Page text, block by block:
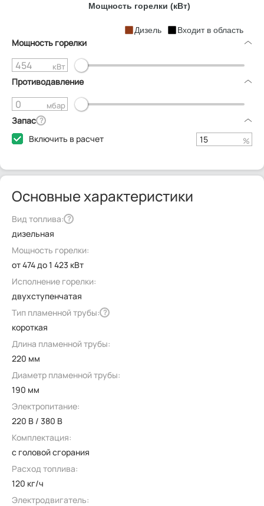
Мощность горелки (кВт)
Дизель Входит в область
Мощность горелки
кВт
Противодавление
мбар
Запас ?
Включить в расчет %
Основные характеристики
Вид топлива: ?
дизельная
Мощность горелки:
от 474 до 1 423 кВт
Исполнение горелки:
двухступенчатая
Тип пламенной трубы: ?
короткая
Длина пламенной трубы:
220 мм
Диаметр пламенной трубы:
190 мм
Электропитание:
220 В / 380 В
Комплектация:
с головой сгорания
Расход топлива:
120 кг/ч
Электродвигатель: